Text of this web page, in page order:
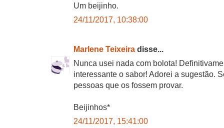
Um beijinho.
24/11/2017, 10:38:00
Marlene Teixeira disse...
Nunca usei nada com bolota!
interessante o sabor! Adorei a sugestão.
pessoas que os fossem provar.
Beijinhos*
24/11/2017, 15:41:00